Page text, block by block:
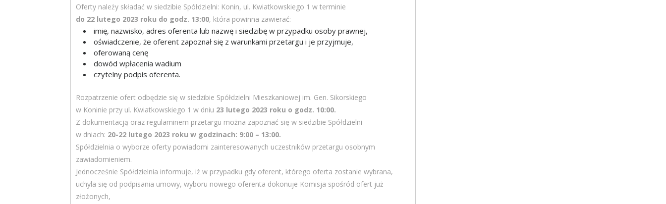
Oferty należy składać w siedzibie Spółdzielni: Konin, ul. Kwiatkowskiego 1 w terminie
do 22 lutego 2023 roku do godz. 13:00, która powinna zawierać:
imię, nazwisko, adres oferenta lub nazwę i siedzibę w przypadku osoby prawnej,
oświadczenie, że oferent zapoznał się z warunkami przetargu i je przyjmuje,
oferowaną cenę
dowód wpłacenia wadium
czytelny podpis oferenta.
Rozpatrzenie ofert odbędzie się w siedzibie Spółdzielni Mieszkaniowej im. Gen. Sikorskiego
w Koninie przy ul. Kwiatkowskiego 1 w dniu 23 lutego 2023 roku o godz. 10:00.
Z dokumentacją oraz regulaminem przetargu można zapoznać się w siedzibie Spółdzielni
w dniach: 20-22 lutego 2023 roku w godzinach: 9:00 – 13:00.
Spółdzielnia o wyborze oferty powiadomi zainteresowanych uczestników przetargu osobnym
zawiadomieniem.
Jednocześnie Spółdzielnia informuje, iż w przypadku gdy oferent, którego oferta zostanie wybrana,
uchyla się od podpisania umowy, wyboru nowego oferenta dokonuje Komisja spośród ofert już
złożonych,